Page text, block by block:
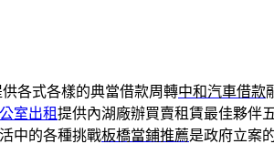
各式各樣的典當借款周轉中和汽車借款
室出租提供內湖廠辦買賣租賃最佳夥伴
中的各種挑戰板橋當鋪推薦是政府立案